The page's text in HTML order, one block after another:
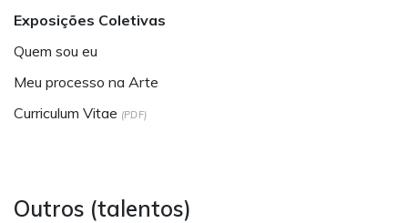
Exposições Coletivas
Quem sou eu
Meu processo na Arte
Curriculum Vitae (PDF)
Outros (talentos)